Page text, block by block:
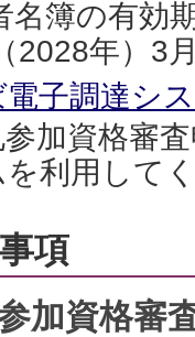
名簿の有効
2028年）3
電子調達シ
参加資格審
利用して
項
加資格審